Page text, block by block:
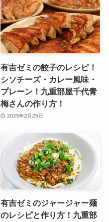
有吉ゼミの餃子のレシピ！
シソチーズ・カレー風味・
プレーン！九重部屋千代青
梅さんの作り方！
2025年2月25日
有吉ゼミのジャージャー麺
のレシピと作り方！九重部